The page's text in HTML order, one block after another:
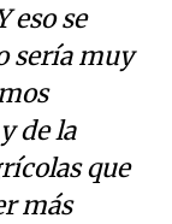
eso se
sería muy
de la
que
más